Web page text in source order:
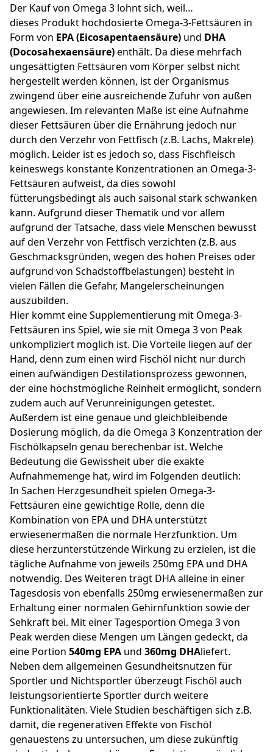
Der Kauf von Omega 3 lohnt sich, weil…
dieses Produkt hochdosierte Omega-3-Fettsäuren in
Form von EPA (Eicosapentaensäure) und DHA
(Docosahexaensäure)enthält. Da diese mehrfach
ungesättigten Fettsäuren vom Körper selbst nicht
hergestellt werden können, ist der Organismus
zwingend über eine ausreichende Zufuhr von außen
angewiesen. Im relevanten Maße ist eine Aufnahme
dieser Fettsäuren über die Ernährung jedoch nur
durch den Verzehr von Fettfisch (z.B. Lachs, Makrele)
möglich. Leider ist es jedoch so, dass Fischfleisch
keineswegs konstante Konzentrationen an Omega-3-
Fettsäuren aufweist, da dies sowohl
fütterungsbedingt als auch saisonal stark schwanken
kann. Aufgrund dieser Thematik und vor allem
aufgrund der Tatsache, dass viele Menschen bewusst
auf den Verzehr von Fettfisch verzichten (z.B. aus
Geschmacksgründen, wegen des hohen Preises oder
aufgrund von Schadstoffbelastungen) besteht in
vielen Fällen die Gefahr, Mangelerscheinungen
auszubilden.
Hier kommt eine Supplementierung mit Omega-3-
Fettsäuren ins Spiel, wie sie mit Omega 3 von Peak
unkompliziert möglich ist. Die Vorteile liegen auf der
Hand, denn zum einen wird Fischöl nicht nur durch
einen aufwändigen Destilationsprozess gewonnen,
der eine höchstmögliche Reinheit ermöglicht, sondern
zudem auch auf Verunreinigungen getestet.
Außerdem ist eine genaue und gleichbleibende
Dosierung möglich, da die Omega 3 Konzentration der
Fischölkapseln genau berechenbar ist. Welche
Bedeutung die Gewissheit über die exakte
Aufnahmemenge hat, wird im Folgenden deutlich:
In Sachen Herzgesundheit spielen Omega-3-
Fettsäuren eine gewichtige Rolle, denn die
Kombination von EPA und DHA unterstützt
erwiesenermaßen die normale Herzfunktion. Um
diese herzunterstützende Wirkung zu erzielen, ist die
tägliche Aufnahme von jeweils 250mg EPA und DHA
notwendig. Des Weiteren trägt DHA alleine in einer
Tagesdosis von ebenfalls 250mg erwiesenermaßen zur
Erhaltung einer normalen Gehirnfunktion sowie der
Sehkraft bei. Mit einer Tagesportion Omega 3 von
Peak werden diese Mengen um Längen gedeckt, da
eine Portion 540mg EPA und 360mg DHAliefert.
Neben dem allgemeinen Gesundheitsnutzen für
Sportler und Nichtsportler überzeugt Fischöl auch
leistungsorientierte Sportler durch weitere
Funktionalitäten. Viele Studien beschäftigen sich z.B.
damit, die regenerativen Effekte von Fischöl
genauestens zu untersuchen, um diese zukünftig